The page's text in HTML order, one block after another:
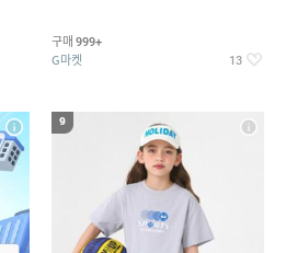
건 외 ~74%OFF
구매 999+
G마켓 13
9